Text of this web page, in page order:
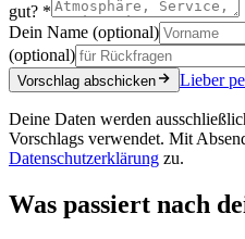
gut? *
Dein Name (optional)
(optional)
Vorschlag abschicken Lieber
Deine Daten werden
Vorschlags verwendet. Mit
Datenschutzerklärung zu.
Was passiert nach